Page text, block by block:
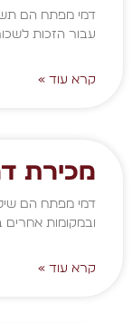
דמי מפתח הם
עבור הזכות
קרא עוד »
מכירת
דמי מפתח הם
ובמקומות אחרים
קרא עוד »